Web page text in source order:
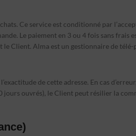
Ce service est conditionné par
Le paiement en 3 ou 4 fois sans frais
Client. Alma est un gestionnaire de télé-
de cette adresse. En cas
ouvrés), le Client peut résilier la